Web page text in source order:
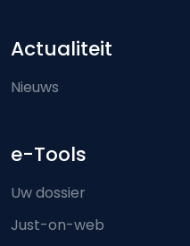
Actualiteit
Nieuws
e-Tools
Uw dossier
Just-on-web